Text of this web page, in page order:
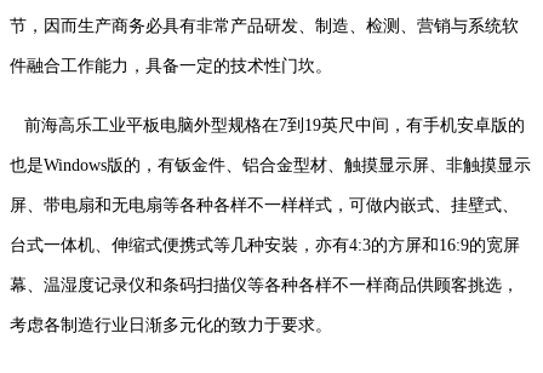
节，因而生产商务必具有非常产品研发、制造、检测、营销与系统软
件融合工作能力，具备一定的技术性门坎。
前海高乐工业平板电脑外型规格在7到19英尺中间，有手机安卓版的
也是Windows版的，有钣金件、铝合金型材、触摸显示屏、非触摸显示
屏、带电扇和无电扇等各种各样不一样样式，可做内嵌式、挂壁式、
台式一体机、伸缩式便携式等几种安裝，亦有4:3的方屏和16:9的宽屏
幕、温湿度记录仪和条码扫描仪等各种各样不一样商品供顾客挑选，
考虑各制造行业日渐多元化的致力于要求。